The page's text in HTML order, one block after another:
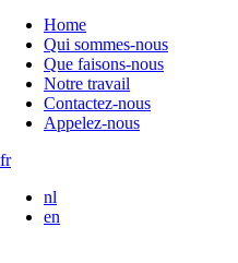
Home
Qui sommes-nous
Que faisons-nous
Notre travail
Contactez-nous
Appelez-nous
fr
nl
en